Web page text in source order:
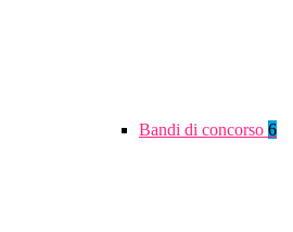
Bandi di concorso 6